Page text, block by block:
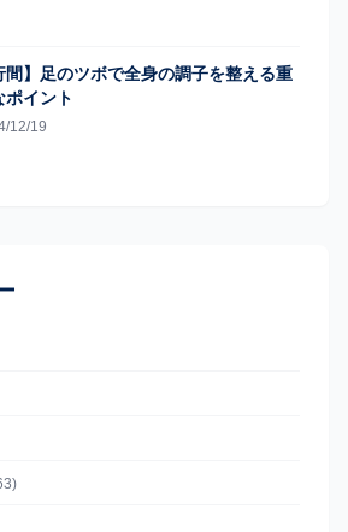
間】足のツボで全身の調子を整える重
ポイント
12/19